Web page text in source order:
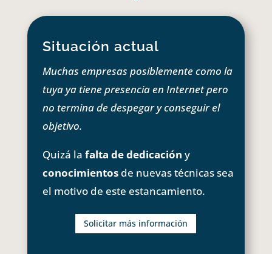
Situación actual
Muchas empresas posiblemente como la
tuya ya tiene presencia en Internet pero
no termina de despegar y conseguir el
objetivo.
Quizá la falta de dedicación y
conocimientosde nuevas técnicas sea
el motivo de este estancamiento.
Solicitar más información